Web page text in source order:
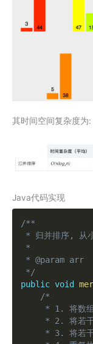
其时间空间复杂度为:
Java代码实现
/**
* 归并排序, 从
*
* @param arr
*/
public void
/*
* 1. 将数
* 2. 将若干
* 3. 将若干